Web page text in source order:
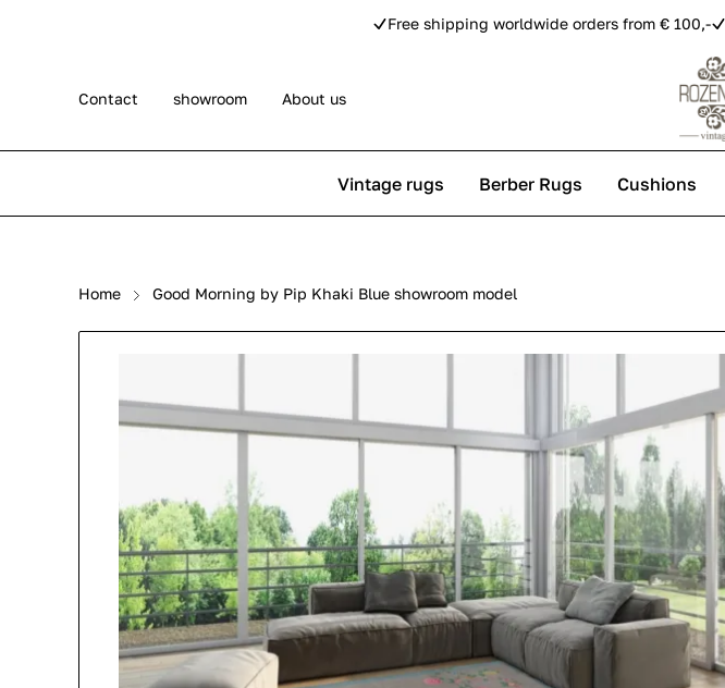
Free shipping worldwide orders from € 100,-
Contact showroom About us
Vintage rugs
Persian rugs Berber rugs
Pip Studio carpets
Berber Rugs Cushions
Home Good Morning by Pip Khaki Blue showroom model